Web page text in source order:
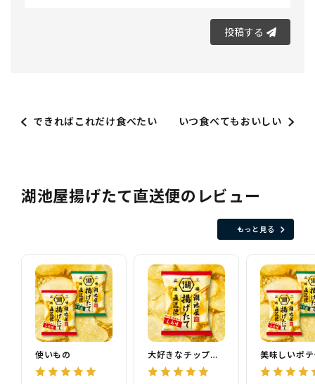
投稿する
できればこれだけ食べたい いつ食べてもおいしい
湖池屋揚げたて直送便のレビュー
もっと見る
使いもの 大好きなチップスです 美味しいポ